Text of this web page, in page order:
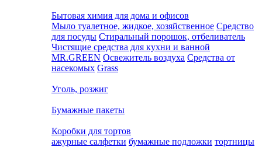
Бытовая химия для дома и офисов
Мыло туалетное, жидкое, хозяйственное Средство
для посуды Стиральный порошок, отбеливатель
Чистящие средства для кухни и ванной
MR.GREEN Освежитель воздуха Средства от
насекомых Grass
Уголь, розжиг
Бумажные пакеты
Коробки для тортов
ажурные салфетки бумажные подложки тортницы